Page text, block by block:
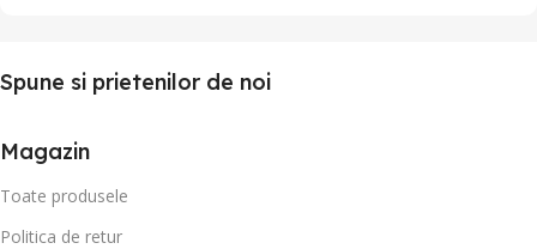
Spune si prietenilor de noi
Magazin
Toate produsele
Politica de retur